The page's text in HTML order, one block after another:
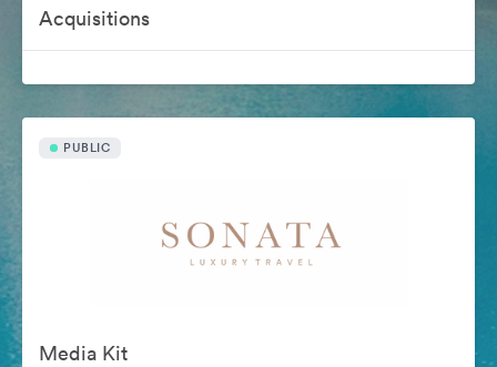
Acquisitions
PUBLIC
Media Kit